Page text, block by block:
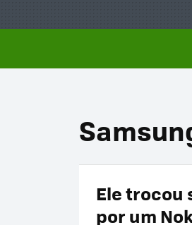
Ele trocou
por um